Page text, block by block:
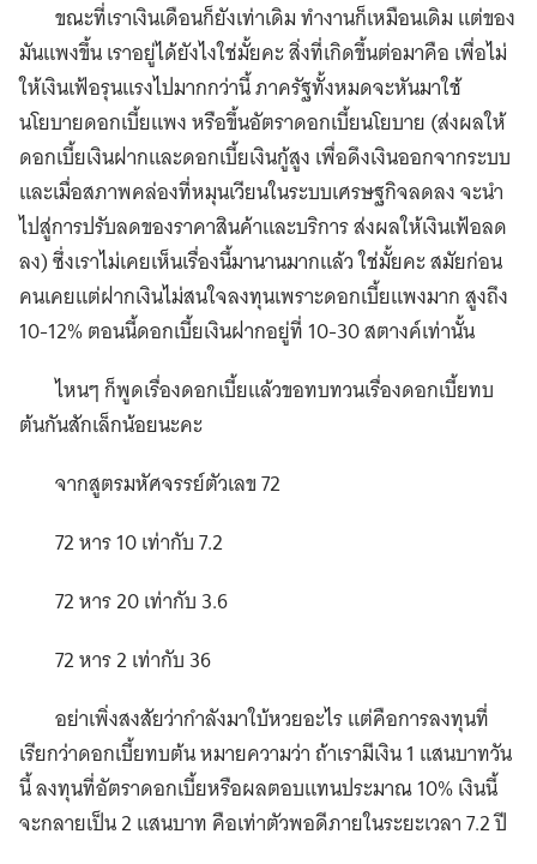
ขณะที่เราเงินเดือนก็ยังเท่าเดิม ทำงานก็เหมือนเดิม แต่ของ
มันแพงขึ้น เราอยู่ได้ยังไงใช่มั้ยคะ สิ่งที่เกิดขึ้นต่อมาคือ เพื่อไม่
ให้เงินเฟ้อรุนแรงไปมากกว่านี้ ภาครัฐทั้งหมดจะหันมาใช้
นโยบายดอกเบี้ยแพง หรือขึ้นอัตราดอกเบี้ยนโยบาย (ส่งผลให้
ดอกเบี้ยเงินฝากและดอกเบี้ยเงินกู้สูง เพื่อดึงเงินออกจากระบบ
และเมื่อสภาพคล่องที่หมุนเวียนในระบบเศรษฐกิจลดลง จะนำ
ไปสู่การปรับลดของราคาสินค้าและบริการ ส่งผลให้เงินเฟ้อลด
ลง) ซึ่งเราไม่เคยเห็นเรื่องนี้มานานมากแล้ว ใช่มั้ยคะ สมัยก่อน
คนเคยแต่ฝากเงินไม่สนใจลงทุนเพราะดอกเบี้ยแพงมาก สูงถึง
10-12% ตอนนี้ดอกเบี้ยเงินฝากอยู่ที่ 10-30 สตางค์เท่านั้น
ไหนๆ ก็พูดเรื่องดอกเบี้ยแล้วขอทบทวนเรื่องดอกเบี้ยทบ
ต้นกันสักเล็กน้อยนะคะ
จากสูตรมหัศจรรย์ตัวเลข 72
72 หาร 10 เท่ากับ 7.2
72 หาร 20 เท่ากับ 3.6
72 หาร 2 เท่ากับ 36
อย่าเพิ่งสงสัยว่ากำลังมาใบ้หวยอะไร แต่คือการลงทุนที่
เรียกว่าดอกเบี้ยทบต้น หมายความว่า ถ้าเรามีเงิน 1 แสนบาทวัน
นี้ ลงทุนที่อัตราดอกเบี้ยหรือผลตอบแทนประมาณ 10% เงินนี้
จะกลายเป็น 2 แสนบาท คือเท่าตัวพอดีภายในระยะเวลา 7.2 ปี